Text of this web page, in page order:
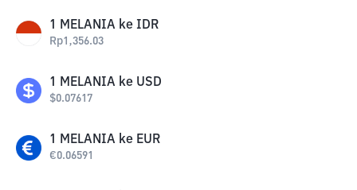
1 MELANIA ke IDR
Rp1,356.03
1 MELANIA ke USD
$0.07617
1 MELANIA ke EUR
€0.06591